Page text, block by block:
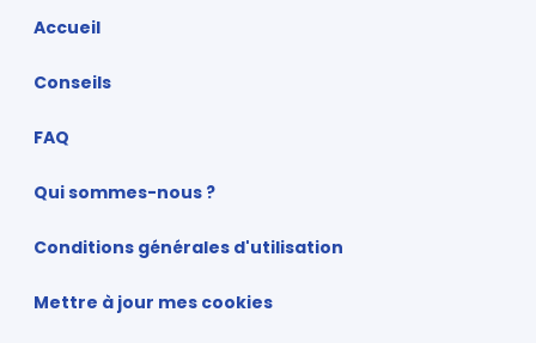
Accueil
Conseils
FAQ
Qui sommes-nous ?
Conditions générales d'utilisation
Mettre à jour mes cookies